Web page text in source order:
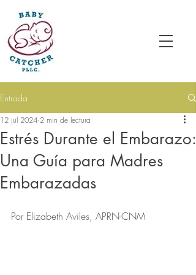
Entrada
Estrés Durante el Embarazo:
Una Guía para Madres
Embarazadas
12 jul 2024 2 min de lectura
Por Elizabeth Aviles, APRN-CNM